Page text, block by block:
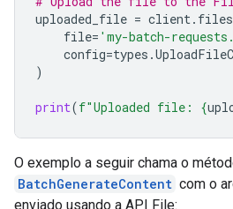
uploaded_file = client. files
file= 'my-batch-
config=types .
)
print(f"Uploaded file: {
O exemplo a seguir chama o
BatchGenerateContent com o
enviado usando a API File: